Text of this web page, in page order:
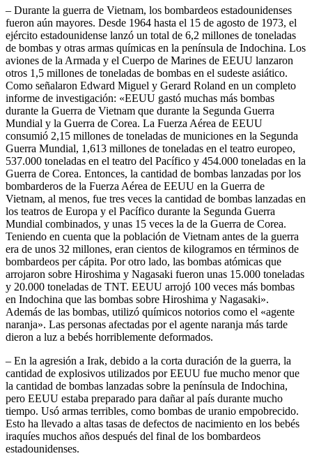
– Durante la guerra de Vietnam, los bombardeos estadounidenses
fueron aún mayores. Desde 1964 hasta el 15 de agosto de 1973, el
ejército estadounidense lanzó un total de 6,2 millones de toneladas
de bombas y otras armas químicas en la península de Indochina. Los
aviones de la Armada y el Cuerpo de Marines de EEUU lanzaron
otros 1,5 millones de toneladas de bombas en el sudeste asiático.
Como señalaron Edward Miguel y Gerard Roland en un completo
informe de investigación: «EEUU gastó muchas más bombas
durante la Guerra de Vietnam que durante la Segunda Guerra
Mundial y la Guerra de Corea. La Fuerza Aérea de EEUU
consumió 2,15 millones de toneladas de municiones en la Segunda
Guerra Mundial, 1,613 millones de toneladas en el teatro europeo,
537.000 toneladas en el teatro del Pacífico y 454.000 toneladas en la
Guerra de Corea. Entonces, la cantidad de bombas lanzadas por los
bombarderos de la Fuerza Aérea de EEUU en la Guerra de
Vietnam, al menos, fue tres veces la cantidad de bombas lanzadas en
los teatros de Europa y el Pacífico durante la Segunda Guerra
Mundial combinados, y unas 15 veces la de la Guerra de Corea.
Teniendo en cuenta que la población de Vietnam antes de la guerra
era de unos 32 millones, eran cientos de kilogramos en términos de
bombardeos per cápita. Por otro lado, las bombas atómicas que
arrojaron sobre Hiroshima y Nagasaki fueron unas 15.000 toneladas
y 20.000 toneladas de TNT. EEUU arrojó 100 veces más bombas
en Indochina que las bombas sobre Hiroshima y Nagasaki».
Además de las bombas, utilizó químicos notorios como el «agente
naranja». Las personas afectadas por el agente naranja más tarde
dieron a luz a bebés horriblemente deformados.
– En la agresión a Irak, debido a la corta duración de la guerra, la
cantidad de explosivos utilizados por EEUU fue mucho menor que
la cantidad de bombas lanzadas sobre la península de Indochina,
pero EEUU estaba preparado para dañar al país durante mucho
tiempo. Usó armas terribles, como bombas de uranio empobrecido.
Esto ha llevado a altas tasas de defectos de nacimiento en los bebés
iraquíes muchos años después del final de los bombardeos
estadounidenses.